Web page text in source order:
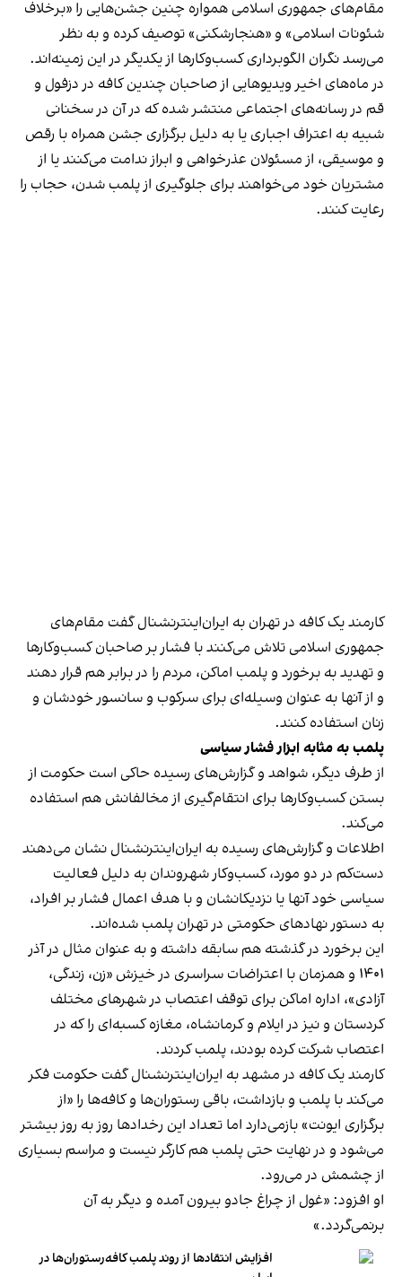
مقام‌های جمهوری اسلامی همواره چنین جشن‌هایی را «برخلاف
شئونات اسلامی» و «هنجارشکنی» توصیف کرده و به نظر
می‌رسد نگران الگوبرداری کسب‌وکارها از یکدیگر در این زمینه‌اند.
در ماه‌های اخیر ویدیوهایی از صاحبان چندین کافه در دزفول و
قم در رسانه‌های اجتماعی منتشر شده که در آن در سخنانی
شبیه به اعتراف اجباری یا به دلیل برگزاری جشن همراه با رقص
و موسیقی، از مسئولان عذرخواهی و ابراز ندامت می‌کنند یا از
مشتریان خود می‌خواهند برای جلوگیری از پلمب شدن، حجاب را
رعایت کنند.
کارمند یک کافه در تهران به ایران‌اینترنشنال گفت مقام‌های
جمهوری اسلامی تلاش می‌کنند با فشار بر صاحبان کسب‌وکارها
و تهدید به برخورد و پلمب اماکن، مردم را در برابر هم قرار دهند
و از آنها به عنوان وسیله‌ای برای سرکوب و سانسور خودشان و
زنان استفاده کنند.
پلمب به مثابه ابزار فشار سیاسی
از طرف دیگر، شواهد و گزارش‌های رسیده حاکی است حکومت از
بستن کسب‌وکارها برای انتقام‌گیری از مخالفانش هم استفاده
می‌کند.
اطلاعات و گزارش‌های رسیده به ایران‌اینترنشنال نشان می‌دهند
دست‌کم در دو مورد، کسب‌وکار شهروندان به دلیل فعالیت
سیاسی خود آنها یا نزدیکانشان و با هدف اعمال فشار بر افراد،
به دستور نهادهای حکومتی در تهران پلمب شده‌اند.
این برخورد در گذشته هم سابقه داشته و به عنوان مثال در آذر
۱۴۰۱ و همزمان با اعتراضات سراسری در خیزش «زن، زندگی،
آزادی»، اداره اماکن برای توقف اعتصاب در شهرهای مختلف
کردستان و نیز در ایلام و کرمانشاه، مغازه کسبه‌ای را که در
اعتصاب شرکت کرده بودند، پلمب کردند.
کارمند یک کافه در مشهد به ایران‌اینترنشنال گفت حکومت فکر
می‌کند با پلمب و بازداشت، باقی رستوران‌ها و کافه‌ها را «از
برگزاری ایونت» بازمی‌دارد اما تعداد این رخدادها روز به روز بیشتر
می‌شود و در نهایت حتی پلمب هم کارگر نیست و مراسم بسیاری
از چشمش در می‌رود.
او افزود: «غول از چراغ جادو بیرون آمده و دیگر به آن
برنمی‎‌گردد.»
افزایش انتقادها از روند پلمب کافه‌رستوران‌ها در